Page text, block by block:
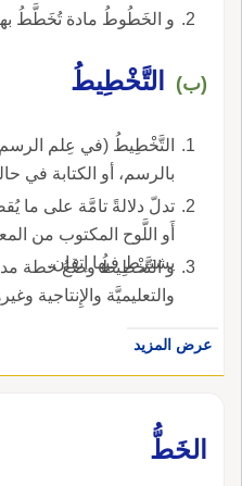
و الخَطُوطُ مادة تُخَطَّطُ
(ب) التَّخْطِيطُ
التَّخْطِيطُ (في عِلم الرسم
بالرسم، أو الكتابة في
تدلّ دلالةً تامَّة على ما
أَو اللَّوح المكتوب من
يشترط فيها إتقان.
و التَّخْطِيطُ وضْعُ خطة
والتعليميَّة والإِنتاجية
عرض المزيد
الخَطُّ